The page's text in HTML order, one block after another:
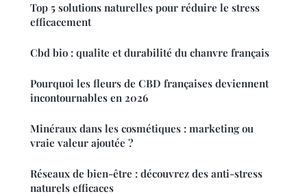
Top 5 solutions naturelles pour réduire le stress
efficacement
Cbd bio : qualite et durabilité du chanvre français
Pourquoi les fleurs de CBD françaises deviennent
incontournables en 2026
Minéraux dans les cosmétiques : marketing ou
vraie valeur ajoutée ?
Réseaux de bien-être : découvrez des anti-stress
naturels efficaces